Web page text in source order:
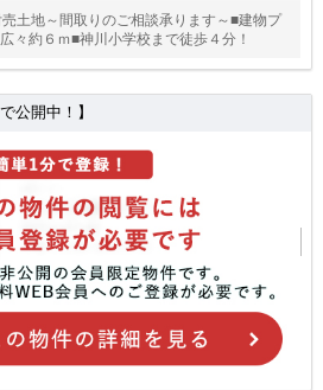
土地～間取りのご相談承ります～■建物プ
々約６ｍ■神川小学校まで徒歩４分！
公開中！】